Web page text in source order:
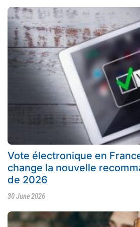
Vote électronique en
change la nouvelle
de 2026
30 June 2026